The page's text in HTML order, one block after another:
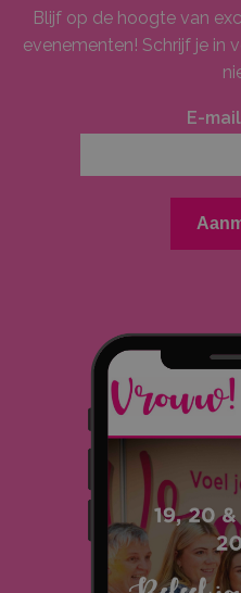
Blijf op de hoogte van
evenementen! Schrijf je in
E-